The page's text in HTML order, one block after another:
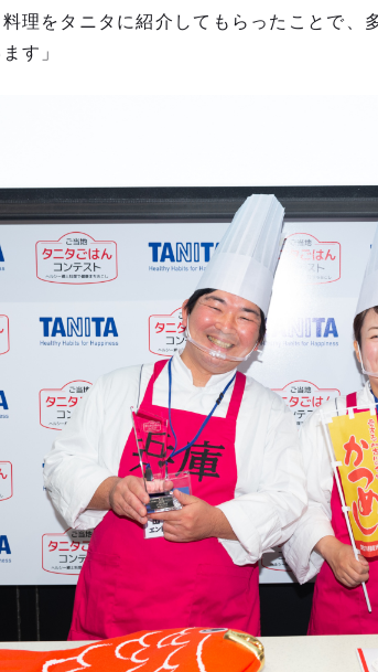
料理をタニタに紹介してもらったことで
す」